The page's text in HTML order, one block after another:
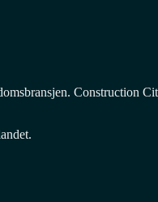
Construction